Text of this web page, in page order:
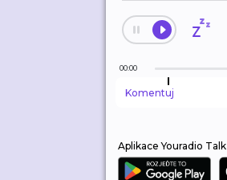
00:00
Komentuj
Aplikace Youradio Talk